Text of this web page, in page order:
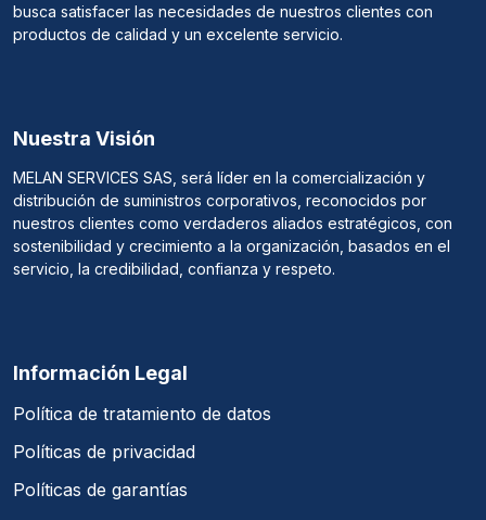
busca satisfacer las necesidades de nuestros clientes con
productos de calidad y un excelente servicio.
Nuestra Visión
MELAN SERVICES SAS, será líder en la comercialización y
distribución de suministros corporativos, reconocidos por
nuestros clientes como verdaderos aliados estratégicos, con
sostenibilidad y crecimiento a la organización, basados en el
servicio, la credibilidad, confianza y respeto.
Información Legal
Política de tratamiento de datos
Políticas de privacidad
Políticas de garantías